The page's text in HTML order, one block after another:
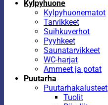
Kylpyhuone
Kylpyhuonematot
Tarvikkeet
Suihkuverhot
Pyyhkeet
Saunatarvikkeet
WC-harjat
Ammeet ja potat
Puutarha
Puutarhakalusteet
Tuolit